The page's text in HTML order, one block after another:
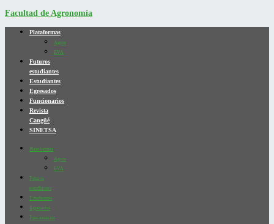
Facultad de Agronomía
Plataformas
Agros
EVA
Futuros
estudiantes
Estudiantes
Egresados
Funcionarios
Revista
Cangüé
SINETSA
Plataformas
Agros
EVA
Futuros
estudiantes
Estudiantes
Egresados
Funcionarios